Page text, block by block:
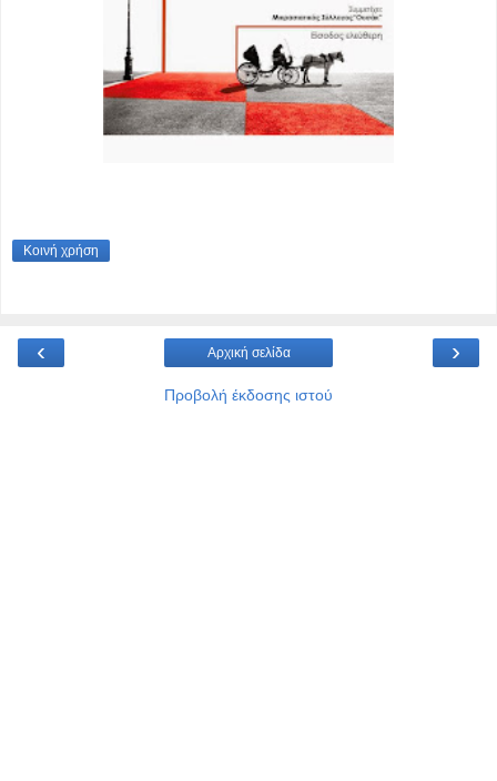
Κοινή χρήση
‹ ›
Αρχική σελίδα
Προβολή έκδοσης ιστού